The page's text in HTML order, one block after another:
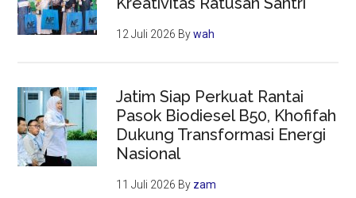
12 Juli 2026 Bywah
Jatim Siap Perkuat Rantai
Pasok Biodiesel B50, Khofifah
Dukung Transformasi Energi
Nasional
11 Juli 2026 By zam